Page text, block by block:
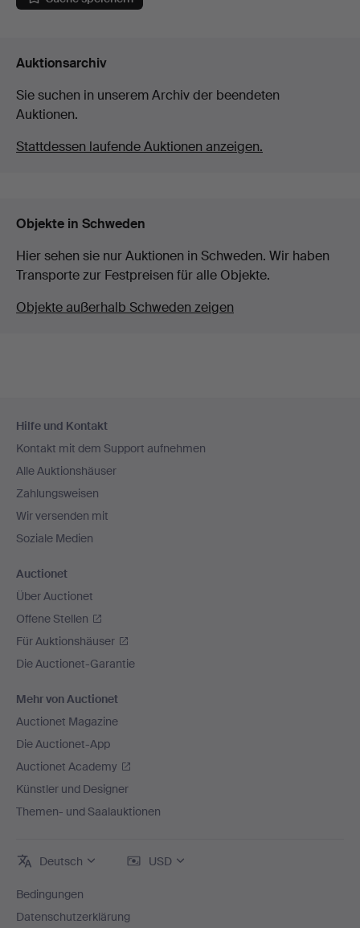
Auktionsarchiv
Sie suchen in unserem Archiv der beendeten
Auktionen.
Stattdessen laufende Auktionen anzeigen.
Objekte in Schweden
Hier sehen sie nur Auktionen in Schweden. Wir haben
Transporte zur Festpreisen für alle Objekte.
Objekte außerhalb Schweden zeigen
Navigation
Hilfe und Kontakt
Kontakt mit dem Support aufnehmen
Alle Auktionshäuser
Zahlungsweisen
Wir versenden mit
Soziale Medien
Auctionet
Über Auctionet
Offene Stellen
Für Auktionshäuser
Die Auctionet-Garantie
Mehr von Auctionet
Auctionet Magazine
Die Auctionet-App
Auctionet Academy
Künstler und Designer
Themen- und Saalauktionen
Deutsch USD
Bedingungen
Datenschutzerklärung